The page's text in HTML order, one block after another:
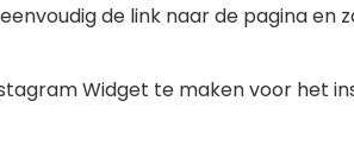
de link naar de pagina en
Widget te maken voor het